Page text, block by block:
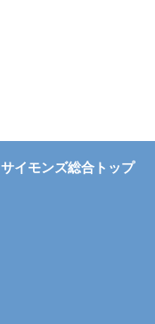
サイモンズ総合トップ